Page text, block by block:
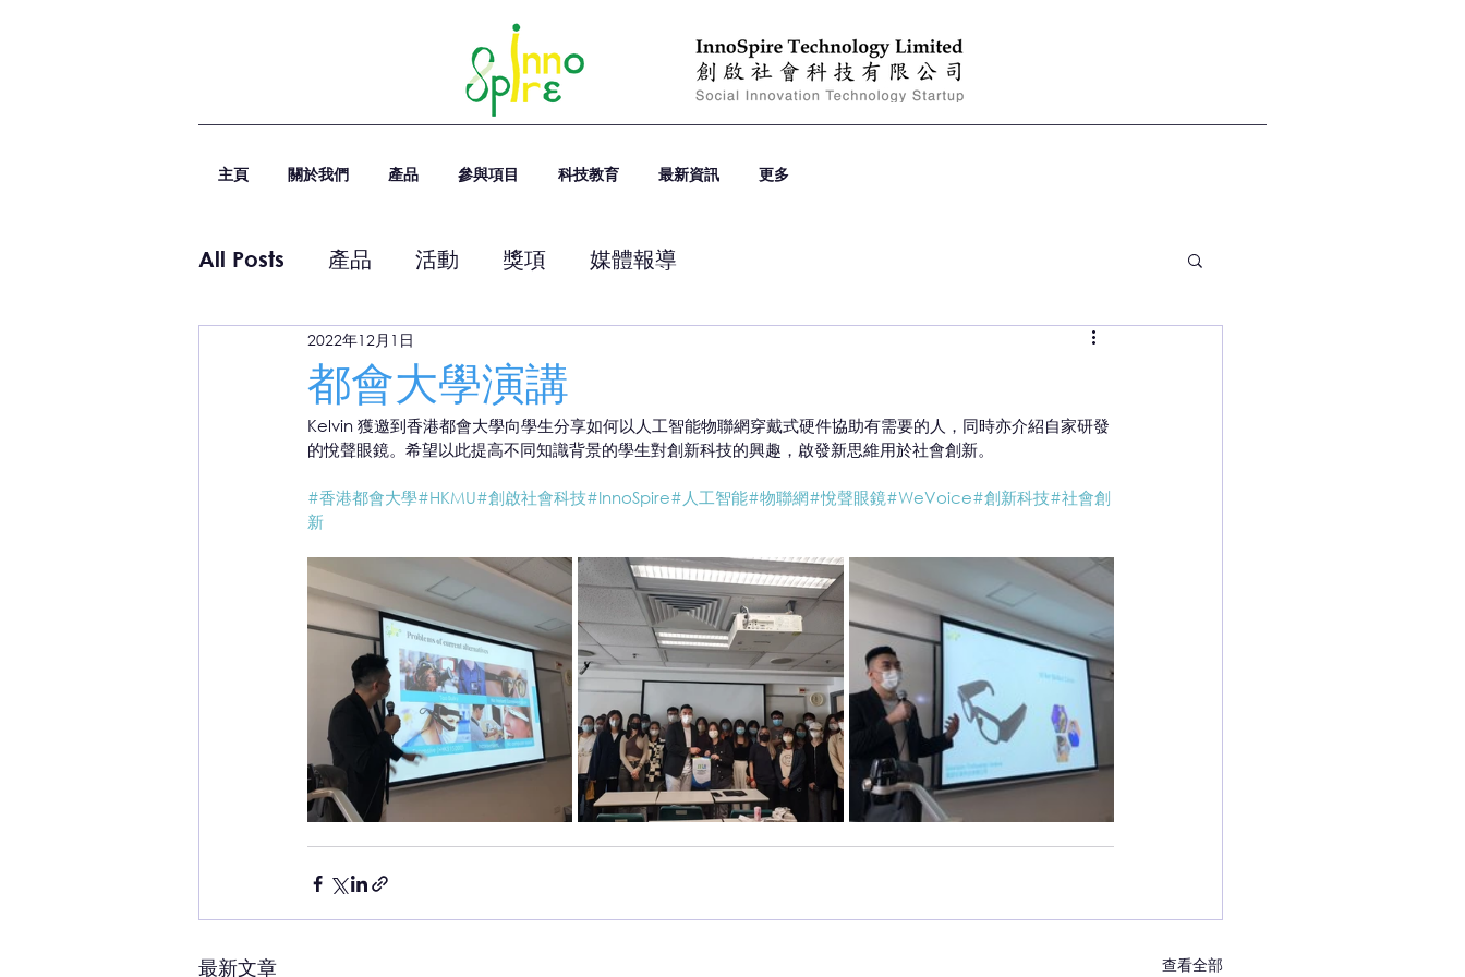
主頁 關於我們 產品 參與項目 科技教育 最新資訊 更多
All Posts 產品 活動 獎項 媒體報導
都會大學演講
2022年12月1日
Kelvin 獲邀到香港都會大學向學生分享如何以人工智能物聯網穿戴式硬件協助有需要的人，同時亦介紹自家研發
的悅聲眼鏡。希望以此提高不同知識背景的學生對創新科技的興趣，啟發新思維用於社會創新。
#香港都會大學#HKMU#創啟社會科技#InnoSpire#人工智能#物聯網#悅聲眼鏡#WeVoice#創新科技#社會創
新
最新文章 查看全部